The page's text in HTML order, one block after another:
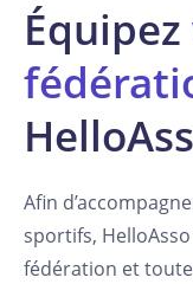
Équipez
Afin
sportifs,
fédération et